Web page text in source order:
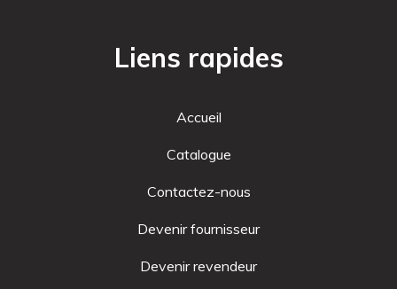
Liens rapides
Accueil
Catalogue
Contactez-nous
Devenir fournisseur
Devenir revendeur